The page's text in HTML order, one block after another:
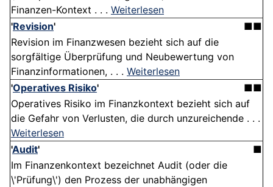
Finanzen-Kontext . . . Weiterlesen
'Revision'
■■
Revision im Finanzwesen bezieht sich auf die
sorgfältige Überprüfung und Neubewertung von
Finanzinformationen, . . . Weiterlesen
'Operatives Risiko'
■■
Operatives Risiko im Finanzkontext bezieht sich auf
die Gefahr von Verlusten, die durch unzureichende . . .
Weiterlesen
'Audit'
■
Im Finanzenkontext bezeichnet Audit (oder die
\'Prüfung\') den Prozess der unabhängigen